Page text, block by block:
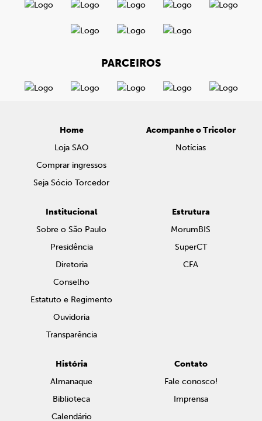
PARCEIROS
Home
Loja SAO
Comprar ingressos
Seja Sócio Torcedor
Acompanhe o Tricolor
Notícias
Institucional
Sobre o São Paulo
Presidência
Diretoria
Conselho
Estatuto e Regimento
Ouvidoria
Transparência
Estrutura
MorumBIS
SuperCT
CFA
História
Almanaque
Biblioteca
Calendário
Contato
Fale conosco!
Imprensa